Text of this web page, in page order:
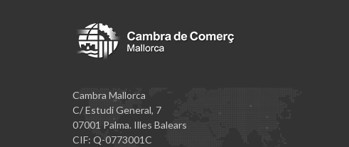
Cambra Mallorca
C/ Estudi General, 7
07001 Palma. Illes Balears
CIF: Q-0773001C